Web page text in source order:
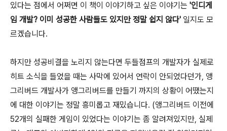
있다는 점에서 어쩌면 이 책이 이야기하고 싶은 이야기는 '인디게
임 개발? 이미 성공한 사람들도 있지만 정말 쉽지 않다' 일지도 모
르겠습니다.
하지만 성공비결을 노리지 않는다면 두들점프의 개발자가 실제로
히트 소식을 들었을 때는 사막에 있어서 연락이 안되었다던가, 앵
그리버드 개발사가 앵그리버드를 만들기 까지의 상황이 어땠는지
에 대한 이야기는 정말 흥미롭고 재밌습니다. (앵그리버드 이전에
52개의 실패한 게임이 있었다는 이야기는 좀 알려져있지만, 실제